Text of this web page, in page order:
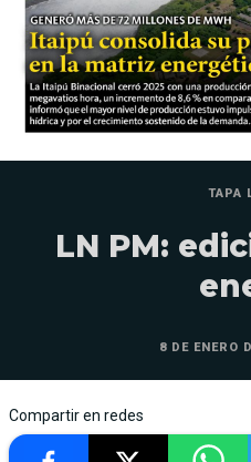
TAPA
LN PM:
8 DE ENERO
Compartir en redes